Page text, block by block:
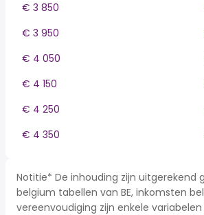
€ 3 850
€ 3 950
€ 4 050
€ 4 150
€ 4 250
€ 4 350
Notitie* De inhouding zijn uitgerekend
belgium tabellen van BE, inkomsten
vereenvoudiging zijn enkele